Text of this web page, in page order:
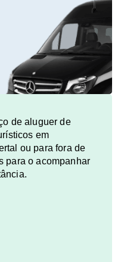
de aluguer de
em
ou para fora de
para o acompanhar